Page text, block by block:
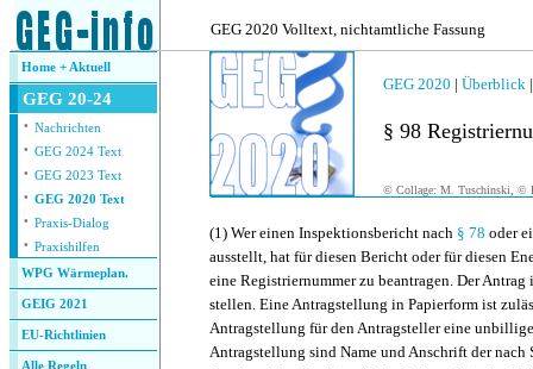
GEG 2020 Volltext, nichtamtliche Fassung
Home + Aktuell
GEG 20-24
· Nachrichten
· GEG 2024 Text
· GEG 2023 Text
· GEG 2020 Text
· Praxis-Dialog
· Praxishilfen
WPG Wärmeplan.
GEIG 2021
EU-Richtlinien
Alle Regeln
GEG 2020 | Überblick
§ 98
© Collage: M. Tuschinski, ©
(1) Wer einen Inspektionsbericht nach § 78 oder
ausstellt, hat für diesen Bericht oder für diesen
eine Registriernummer zu beantragen. Der
stellen. Eine Antragstellung in Papierform ist
Antragstellung für den Antragsteller eine
Antragstellung sind Name und Anschrift der nach